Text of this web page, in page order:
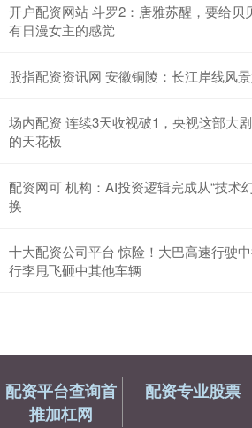
开户配资网站 斗罗2：唐雅苏醒，要给贝
有日漫女主的感觉
股指配资资讯网 安徽铜陵：长江岸线风
场内配资 连续3天收视破1，央视这部大
的天花板
配资网可 机构：AI投资逻辑完成从“技术
换
十大配资公司平台 惊险！大巴高速行驶
行李甩飞砸中其他车辆
配资平台查询首
推加杠网
配资专业股票